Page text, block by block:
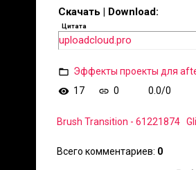
Скачать | Download:
Цитата
uploadcloud.pro
Эффекты проекты для
17
0 0.0/0
Brush Transition - 61221874
Всего комментариев: 0